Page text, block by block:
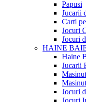
Papusi
Jucarii
Carti
Jocuri
Jocuri
HAINE
Haine
Jucarii
Jocuri
Jocuri